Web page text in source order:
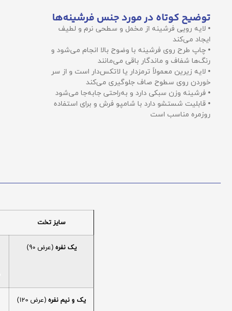
توضیح کوتاه در مورد جنس فرشینه‌ها
• لایه رویی فرشینه از مخمل و سطحی نرم و لطیف
ایجاد می‌کند
• چاپ طرح روی فرشینه با وضوح بالا انجام می‌شود و
رنگ‌ها شفاف و ماندگار باقی می‌مانند
• لایه زیرین معمولاً ترمزدار یا لاتکس‌دار است و از سر
خوردن روی سطوح صاف جلوگیری می‌کند
• فرشینه وزن سبکی دارد و به‌راحتی جابه‌جا می‌شود
• قابلیت شستشو دارد با شامپو فرش و برای استفاده
روزمره مناسب است
سایز تخت
یک نفره (عرض 90)
یک و نیم نفره (عرض 120)